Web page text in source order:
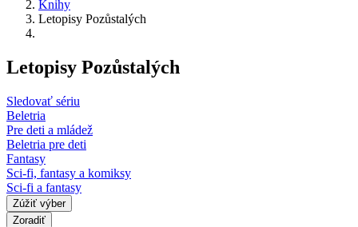
Knihy
Letopisy Pozůstalých
Letopisy Pozůstalých
Sledovať sériu
Beletria
Pre deti a mládež
Beletria pre deti
Fantasy
Sci-fi, fantasy a komiksy
Sci-fi a fantasy
Zúžiť výber
Zoradiť